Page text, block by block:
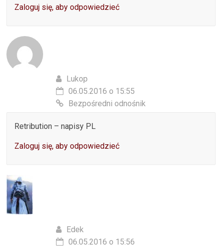
Zaloguj się, aby odpowiedzieć
Lukop
06.05.2016 o 15:55
Bezpośredni odnośnik
Retribution – napisy PL
Zaloguj się, aby odpowiedzieć
Edek
06.05.2016 o 15:56